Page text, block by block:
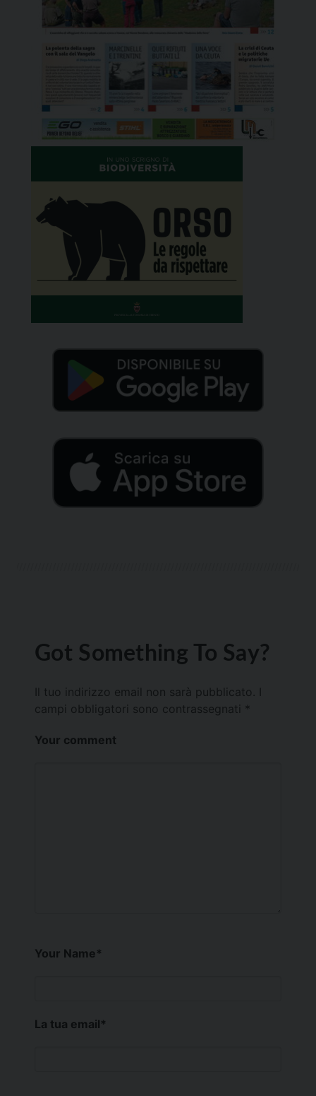
Got Something To Say?
Il tuo indirizzo email non sarà pubblicato.
campi obbligatori sono contrassegnati *
Your comment
Your Name*
La tua email*